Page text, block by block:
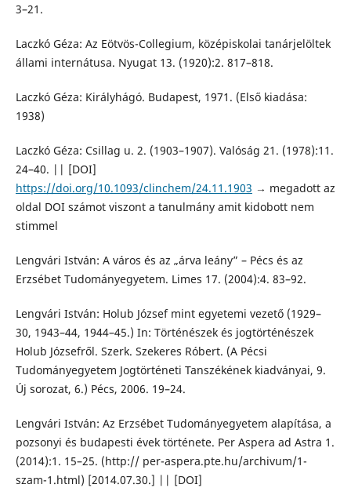
3–21.
Laczkó Géza: Az Eötvös-Collegium, középiskolai tanárjelöltek
állami internátusa. Nyugat 13. (1920):2. 817–818.
Laczkó Géza: Királyhágó. Budapest, 1971. (Első kiadása:
1938)
Laczkó Géza: Csillag u. 2. (1903–1907). Valóság 21. (1978):11.
24–40. || [DOI]
https://doi.org/10.1093/clinchem/24.11.1903 → megadott az
oldal DOI számot viszont a tanulmány amit kidobott nem
stimmel
Lengvári István: A város és az „árva leány” – Pécs és az
Erzsébet Tudományegyetem. Limes 17. (2004):4. 83–92.
Lengvári István: Holub József mint egyetemi vezető (1929–
30, 1943–44, 1944–45.) In: Történészek és jogtörténészek
Holub Józsefről. Szerk. Szekeres Róbert. (A Pécsi
Tudományegyetem Jogtörténeti Tanszékének kiadványai, 9.
Új sorozat, 6.) Pécs, 2006. 19–24.
Lengvári István: Az Erzsébet Tudományegyetem alapítása, a
pozsonyi és budapesti évek története. Per Aspera ad Astra 1.
(2014):1. 15–25. (http:// per-aspera.pte.hu/archivum/1-
szam-1.html) [2014.07.30.] || [DOI]